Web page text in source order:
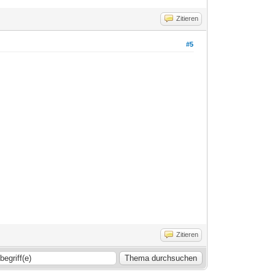
Zitieren
#5
Zitieren